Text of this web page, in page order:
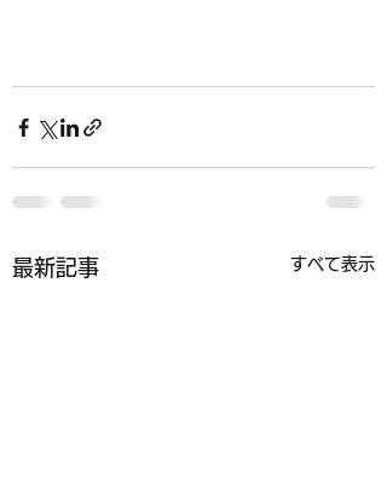
最新記事 すべて表示